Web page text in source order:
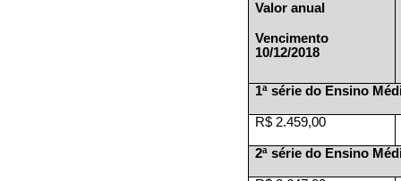
Valor anual
Vencimento
10/12/2018
1ª série do Ensino
R$ 2.459,00
2ª série do Ensino